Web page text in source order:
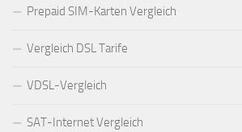
Prepaid SIM-Karten Vergleich
Vergleich DSL Tarife
VDSL-Vergleich
SAT-Internet Vergleich